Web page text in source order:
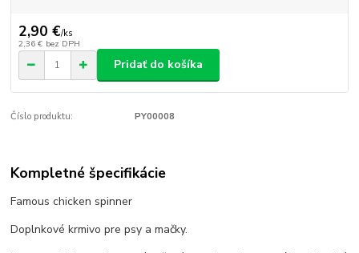
2,90 €/ks
2,36 € bez DPH
Pridať do košíka
Číslo produktu: PY00008
Kompletné špecifikácie
Famous chicken spinner
Doplnkové krmivo pre psy a mačky.